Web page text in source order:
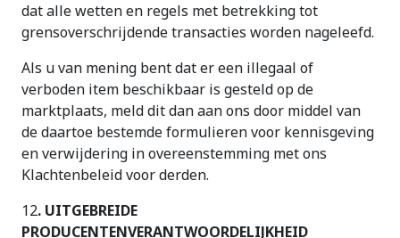
dat alle wetten en regels met betrekking tot
grensoverschrijdende transacties worden nageleefd.
Als u van mening bent dat er een illegaal of
verboden item beschikbaar is gesteld op de
marktplaats, meld dit dan aan ons door middel van
de daartoe bestemde formulieren voor kennisgeving
en verwijdering in overeenstemming met ons
Klachtenbeleid voor derden.
12. UITGEBREIDE
PRODUCENTENVERANTWOORDELIJKHEID